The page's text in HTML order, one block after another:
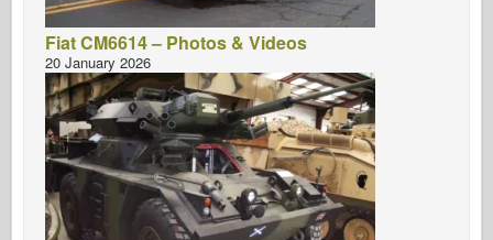
Fiat CM6614 – Photos & Videos
20 January 2026